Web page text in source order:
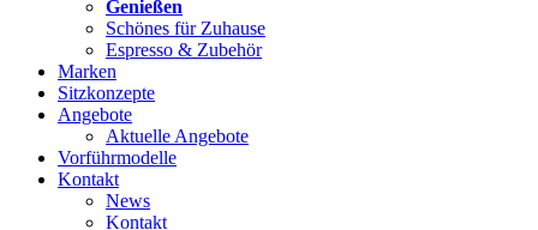
Genießen
Schönes für Zuhause
Espresso & Zubehör
Marken
Sitzkonzepte
Angebote
Aktuelle Angebote
Vorführmodelle
Kontakt
News
Kontakt